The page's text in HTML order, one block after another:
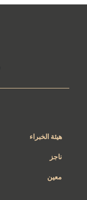
هيئة الخبراء
ناجز
معين